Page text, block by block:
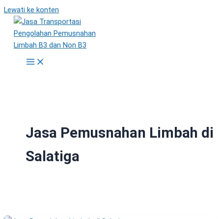
Lewati ke konten
Jasa Pemusnahan Limbah di
Salatiga